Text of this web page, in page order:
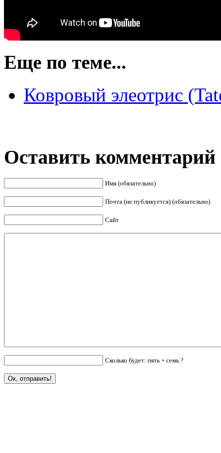
Еще по теме...
Ковровый элеотрис
Оставить комментарий
Имя (обязательно)
Почта (не публикуется) (обязательно)
Сайт
Сколько будет: пять + семь ?